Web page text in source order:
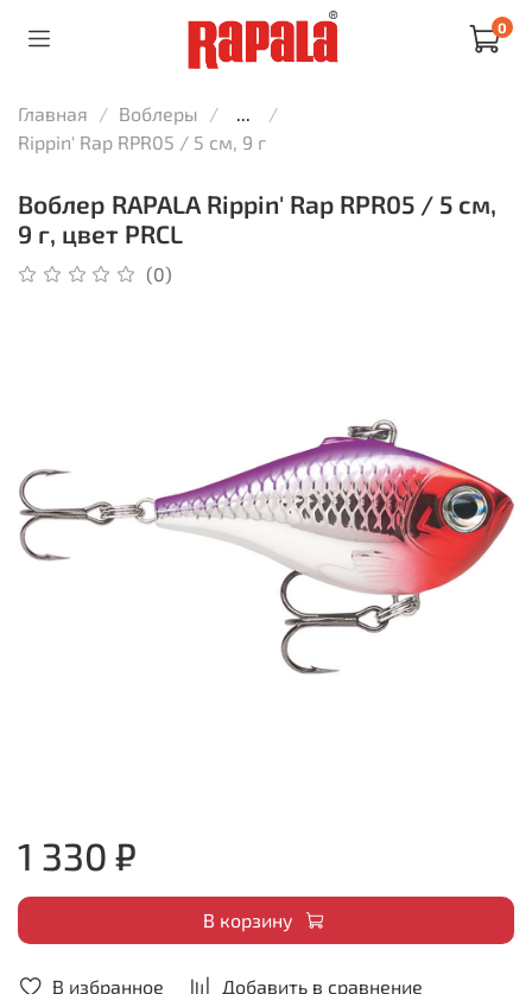
0
Главная Воблеры
...
Rippin' Rap RPR05 / 5 см, 9 г
Воблер RAPALA Rippin' Rap RPR05 / 5 см,
9 г, цвет PRCL
(0)
В избранное Добавить в сравнение
1 330 ₽
В корзину